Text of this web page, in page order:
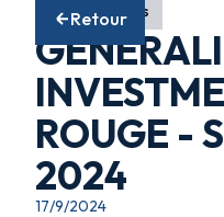
Retour
Fonds actions
GENERALI
ROUGE -
2024
17/9/2024